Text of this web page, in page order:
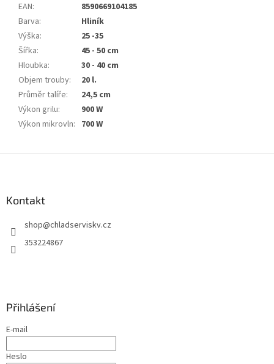
EAN:
8590669104185
Barva:
Hliník
Výška:
25 -35
Šířka:
45 - 50 cm
Hloubka:
30 - 40 cm
Objem trouby:
20 l.
Průměr talíře:
24,5 cm
Výkon grilu:
900 W
Výkon mikrovln: 700 W
Kontakt
shop@chladserviskv.cz
353224867
Přihlášení
E-mail
Heslo